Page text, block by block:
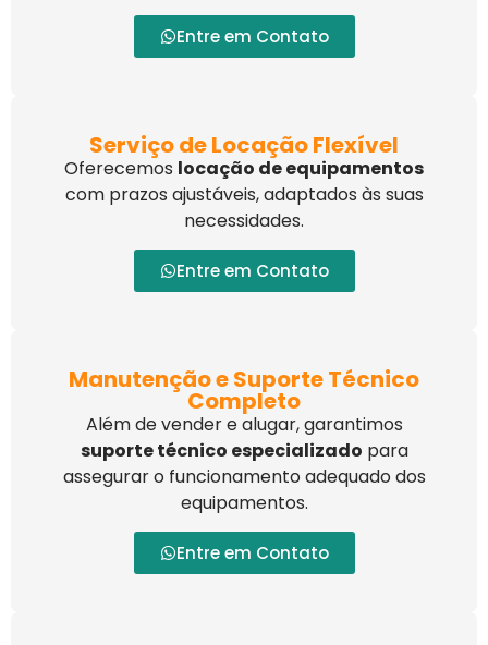
Entre em Contato
Serviço de Locação Flexível
Oferecemos locação de equipamentos
com prazos ajustáveis, adaptados às suas
necessidades.
Entre em Contato
Manutenção e Suporte Técnico
Completo
Além de vender e alugar, garantimos
suporte técnico especializado para
assegurar o funcionamento adequado dos
equipamentos.
Entre em Contato